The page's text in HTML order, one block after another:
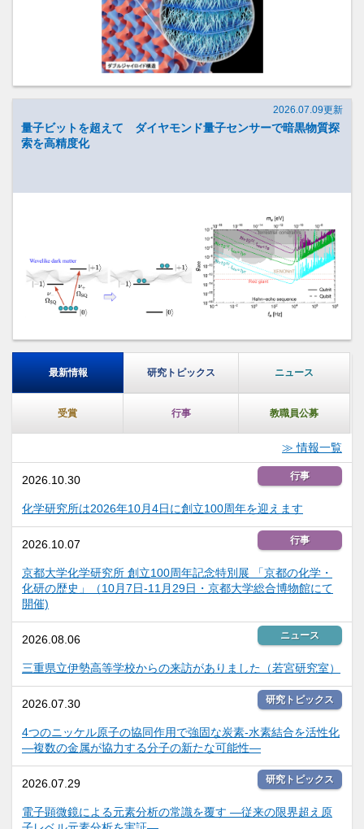
2026.07.09更新
量子ビットを超えて ダイヤモンド量子センサーで暗黒物質探
索を高精度化
最新情報 研究トピックス ニュース
受賞 行事 教職員公募
情報一覧
2026.10.30 行事
化学研究所は2026年10月4日に創立100周年を迎えます
2026.10.07 行事
京都大学化学研究所 創立100周年記念特別展 「京都の化学・
化研の歴史」（10月7日-11月29日・京都大学総合博物館にて
開催)
2026.08.06 ニュース
三重県立伊勢高等学校からの来訪がありました（若宮研究室）
2026.07.30 研究トピックス
4つのニッケル原子の協同作用で強固な炭素-水素結合を活性化
―複数の金属が協力する分子の新たな可能性―
2026.07.29 研究トピックス
電子顕微鏡による元素分析の常識を覆す ―従来の限界超え原